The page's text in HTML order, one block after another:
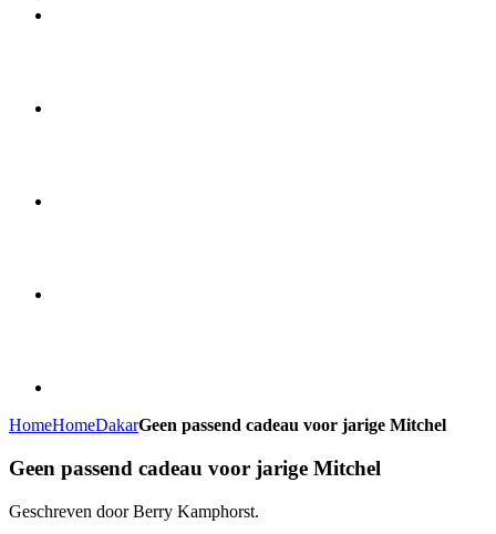
HomeHomeDakarGeen passend cadeau voor jarige Mitchel
Geen passend cadeau voor jarige Mitchel
Geschreven door Berry Kamphorst.